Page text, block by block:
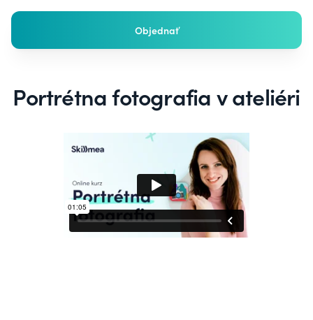
Objednať
Portrétna fotografia v ateliéri